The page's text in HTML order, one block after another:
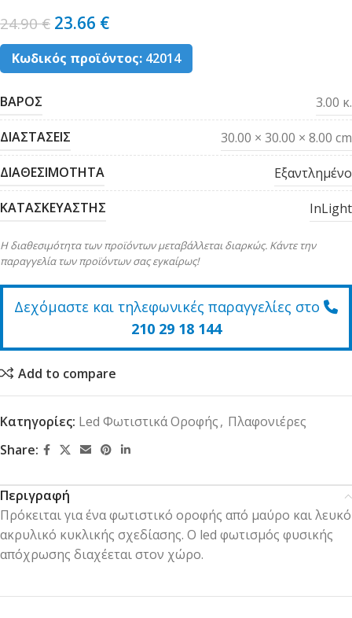
24.90€ 23.66 €
Κωδικός προϊόντος: 42014
ΒΑΡΟΣ 3.00 κ.
ΔΙΑΣΤΑΣΕΙΣ 30.00 × 30.00 × 8.00 cm
ΔΙΑΘΕΣΙΜΟΤΗΤΑ Εξαντλημένο
ΚΑΤΑΣΚΕΥΑΣΤΗΣ InLight
Η διαθεσιμότητα των προϊόντων μεταβάλλεται διαρκώς. Κάντε την
παραγγελία των προϊόντων σας εγκαίρως!
Δεχόμαστε και τηλεφωνικές παραγγελίες στο
210 29 18 144
Add to compare
Κατηγορίες: Led Φωτιστικά Οροφής, Πλαφονιέρες
Share:
Περιγραφή
Πρόκειται για ένα φωτιστικό οροφής από μαύρο και λευκό
ακρυλικό κυκλικής σχεδίασης. Ο led φωτισμός φυσικής
απόχρωσης διαχέεται στον χώρο.